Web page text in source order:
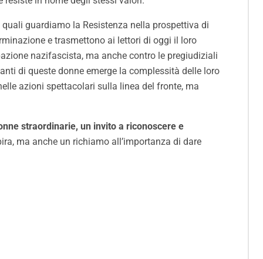
guardiamo la Resistenza nella prospettiva di
e trasmettono ai lettori di oggi il loro
nazifascista, ma anche contro le pregiudiziali
di queste donne emerge la complessità delle loro
azioni spettacolari sulla linea del fronte, ma
straordinarie, un invito a riconoscere e
ma anche un richiamo all’importanza di dare